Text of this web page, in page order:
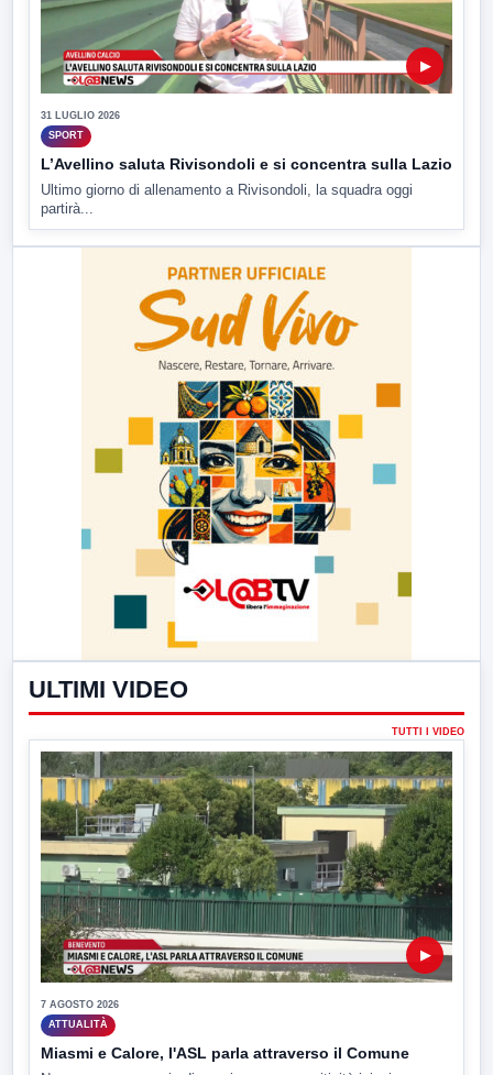
▶
31 LUGLIO 2026
SPORT
L’Avellino saluta Rivisondoli e si concentra sulla Lazio
Ultimo giorno di allenamento a Rivisondoli, la squadra oggi
partirà...
ULTIMI VIDEO
TUTTI I VIDEO
▶
7 AGOSTO 2026
ATTUALITÀ
Miasmi e Calore, l'ASL parla attraverso il Comune